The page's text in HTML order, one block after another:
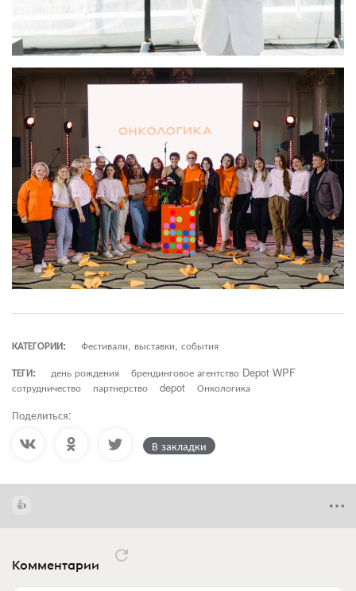
КАТЕГОРИИ:
Фестивали, выставки, события
ТЕГИ:
день рождения
брендинговое агентство Depot WPF
сотрудничество
партнерство depot Онкологика
Поделиться:
В закладки
Комментарии